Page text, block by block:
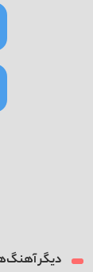
دیگر